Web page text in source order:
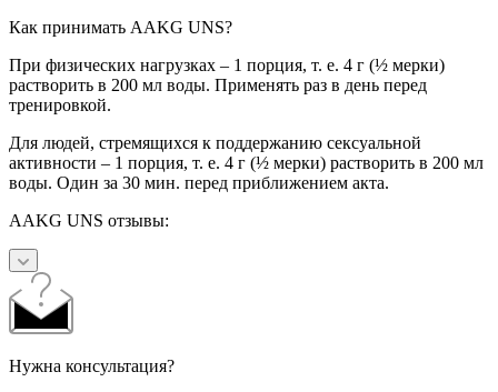
Как принимать AAKG UNS?
При физических нагрузках – 1 порция, т. е. 4 г (½ мерки)
растворить в 200 мл воды. Применять раз в день перед
тренировкой.
Для людей, стремящихся к поддержанию сексуальной
активности – 1 порция, т. е. 4 г (½ мерки) растворить в 200 мл
воды. Один за 30 мин. перед приближением акта.
AAKG UNS отзывы:
Нужна консультация?